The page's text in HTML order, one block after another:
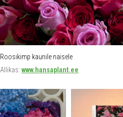
Roosikimp kaunile naisele
Allikas: www.hansaplant.ee